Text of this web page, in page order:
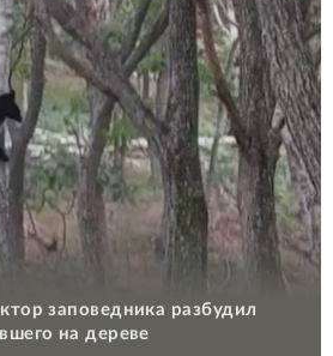
заповедника разбудил
на дереве